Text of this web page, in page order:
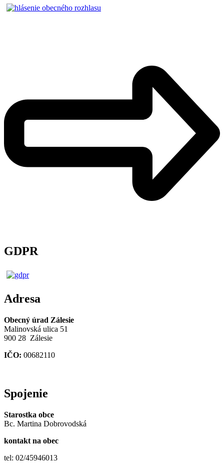
GDPR
Adresa
Obecný úrad Zálesie
Malinovská ulica 51
900 28 Zálesie
IČO: 00682110
Spojenie
Starostka obce
Bc. Martina Dobrovodská
kontakt na obec
tel: 02/45946013